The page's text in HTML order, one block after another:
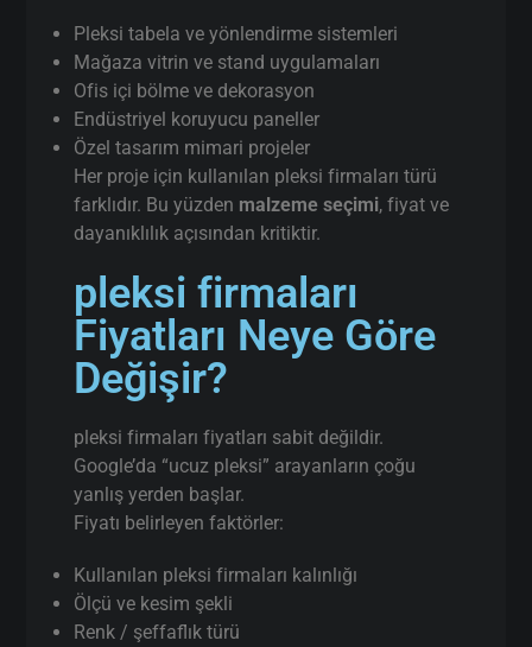
Pleksi tabela ve yönlendirme sistemleri
Mağaza vitrin ve stand uygulamaları
Ofis içi bölme ve dekorasyon
Endüstriyel koruyucu paneller
Özel tasarım mimari projeler
Her proje için kullanılan pleksi firmaları türü
farklıdır. Bu yüzden malzeme seçimi, fiyat ve
dayanıklılık açısından kritiktir.
pleksi firmaları
Fiyatları Neye Göre
Değişir?
pleksi firmaları fiyatları sabit değildir.
Google’da “ucuz pleksi” arayanların çoğu
yanlış yerden başlar.
Fiyatı belirleyen faktörler:
Kullanılan pleksi firmaları kalınlığı
Ölçü ve kesim şekli
Renk / şeffaflık türü